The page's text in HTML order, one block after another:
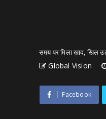
समय पर मिला खाद, खिल
Global Vision
Facebook